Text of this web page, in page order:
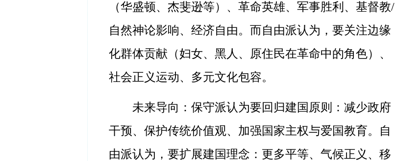
（华盛顿、杰斐逊等）、革命英雄、军事胜利、基督教/
自然神论影响、经济自由。而自由派认为，要关注边缘
化群体贡献（妇女、黑人、原住民在革命中的角色）、
社会正义运动、多元文化包容。
未来导向：保守派认为要回归建国原则：减少政府
干预、保护传统价值观、加强国家主权与爱国教育。自
由派认为，要扩展建国理念：更多平等、气候正义、移